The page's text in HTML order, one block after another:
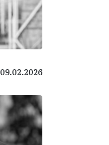
09.02.2026